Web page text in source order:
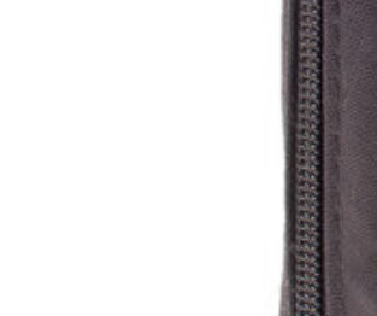
e Segurança para que, ao realizar sua
sempre a certeza de que o sigilo e a
serão respeitados dentro dos mais rigorosos
internet.
Isso significa que qualquer dado
no momento da compra ou no cadastramento para
serviços, será guardado em nossos arquivos, não
para nenhuma outra utilização que não seja
de Privacidade e Segurança e envie um e-mail
caso ainda reste algum dúvida sobre
caso você deseje reportar alguma falha nossa